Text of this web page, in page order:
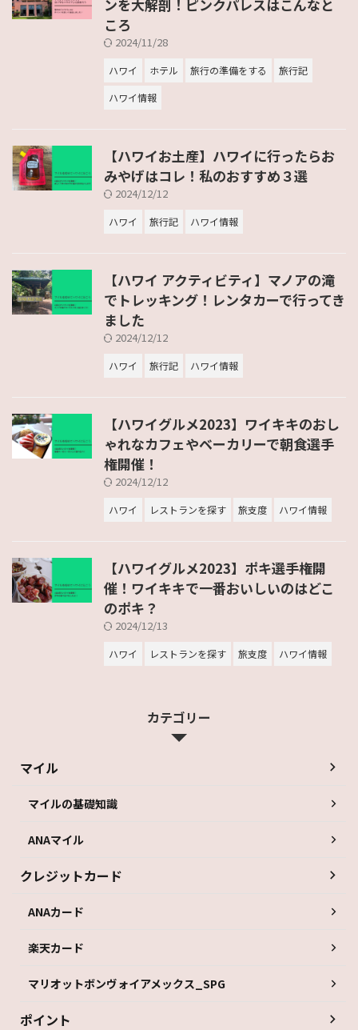
ンを大解剖！ピンクパレスはこんなと
ころ
2024/11/28
ハワイ ホテル 旅行の準備をする
旅行記
ハワイ情報
【ハワイお土産】ハワイに行ったらお
みやげはコレ！私のおすすめ３選
2024/12/12
ハワイ 旅行記 ハワイ情報
【ハワイ アクティビティ】マノアの滝
でトレッキング！レンタカーで行ってき
ました
2024/12/12
ハワイ 旅行記 ハワイ情報
【ハワイグルメ2023】ワイキキのおし
ゃれなカフェやベーカリーで朝食選手
権開催！
2024/12/12
ハワイ レストランを探す 旅支度 ハワイ情報
【ハワイグルメ2023】ポキ選手権開
催！ワイキキで一番おいしいのはどこ
のポキ？
2024/12/13
ハワイ レストランを探す 旅支度 ハワイ情報
カテゴリー
マイル
マイルの基礎知識
ANAマイル
クレジットカード
ANAカード
楽天カード
マリオットボンヴォイアメックス_SPG
ポイント